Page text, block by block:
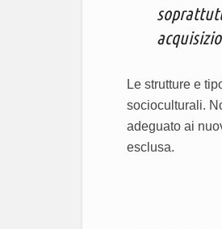
Le strutture e
socioculturali.
adeguato ai
esclusa.